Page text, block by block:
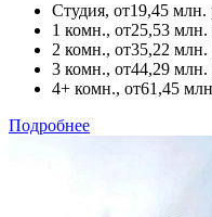
Студия, от19,45 млн.
1 комн., от25,53 млн.
2 комн., от35,22 млн.
3 комн., от44,29 млн.
4+ комн., от61,45
Подробнее